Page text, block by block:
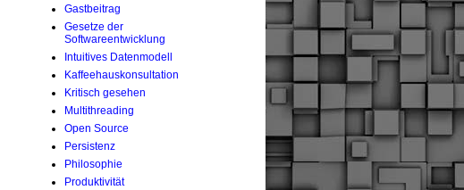
Gastbeitrag
Gesetze der
Softwareentwicklung
Intuitives Datenmodell
Kaffeehauskonsultation
Kritisch gesehen
Multithreading
Open Source
Persistenz
Philosophie
Produktivität